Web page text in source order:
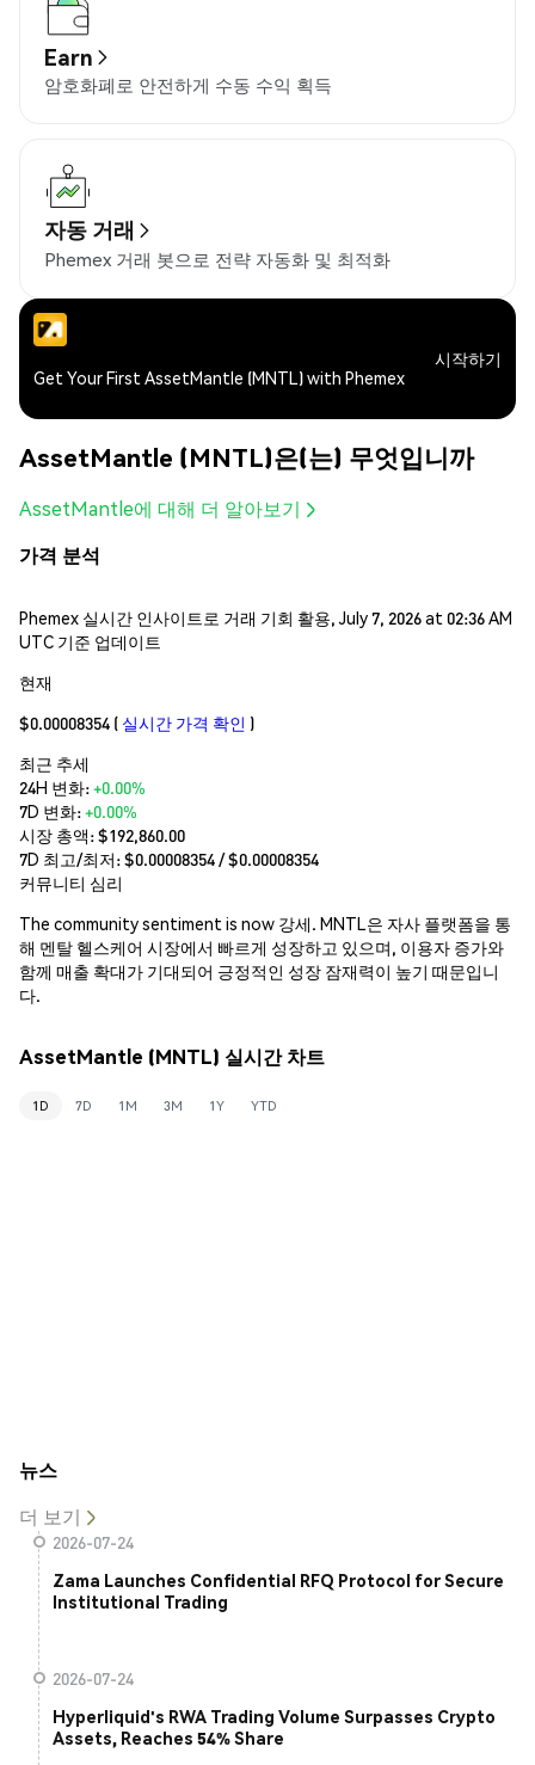
Earn
암호화폐로 안전하게 수동 수익 획득
자동 거래
Phemex 거래 봇으로 전략 자동화 및 최적화
Get Your First AssetMantle (MNTL) with Phemex
시작하기
AssetMantle (MNTL)은(는) 무엇입니까
AssetMantle에 대해 더 알아보기
가격 분석
Phemex 실시간 인사이트로 거래 기회 활용, July 7, 2026 at 02:36 AM
UTC 기준 업데이트
현재
$0.00008354 ( 실시간 가격 확인 )
최근 추세
24H 변화:+0.00%
7D 변화:+0.00%
시장 총액:$192,860.00
7D 최고/최저: $0.00008354/ $0.00008354
커뮤니티 심리
The community sentiment is now 강세. MNTL은 자사 플랫폼을 통
해 멘탈 헬스케어 시장에서 빠르게 성장하고 있으며, 이용자 증가와
함께 매출 확대가 기대되어 긍정적인 성장 잠재력이 높기 때문입니
다.
AssetMantle (MNTL) 실시간 차트
1D 7D 1M 3M 1Y YTD
뉴스
더 보기
2026-07-24
Zama Launches Confidential RFQ Protocol for Secure
Institutional Trading
2026-07-24
Hyperliquid's RWA Trading Volume Surpasses Crypto
Assets, Reaches 54% Share